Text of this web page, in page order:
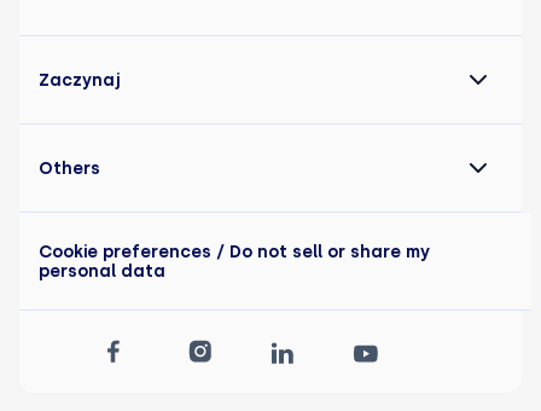
Zaczynaj
Others
Cookie preferences / Do not sell or share my
personal data